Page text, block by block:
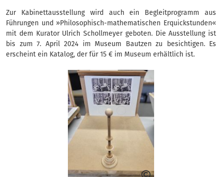
Zur Kabinettausstellung wird auch ein Begleitprogramm aus
Führungen und »Philosophisch-mathematischen Erquickstunden«
mit dem Kurator Ulrich Schollmeyer geboten. Die Ausstellung ist
bis zum 7. April 2024 im Museum Bautzen zu besichtigen. Es
erscheint ein Katalog, der für 15 € im Museum erhältlich ist.